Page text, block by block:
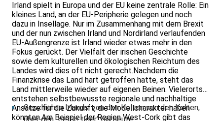
Irland spielt in Europa und der EU keine zentrale Rolle: Ein
kleines Land, an der EU-Peripherie gelegen und noch
dazu in Insellage. Nur im Zusammenhang mit dem Brexit
und der nun zwischen Irland und Nordirland verlaufenden
EU-Außengrenze ist Irland wieder etwas mehr in den
Fokus gerückt. Der Vielfalt der irischen Geschichte
sowie dem kulturellen und ökologischen Reichtum des
Landes wird dies oft nicht gerecht.Nachdem die
Finanzkrise das Land hart getroffen hatte, steht das
Land mittlerweile wieder auf eigenen Beinen. Vielerorts
entstehen selbstbewusste regionale und nachhaltige
Ansätze für die Zukunft, die Modellcharakter haben
könnten.Am Beispiel der Region West-Cork gibt das
Geschichte Irlands: von den Kelten von den Kelten,